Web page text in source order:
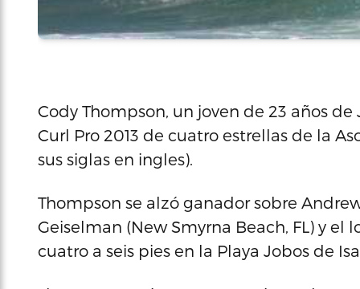
Cody Thompson, un joven de 23 años
Curl Pro 2013 de cuatro estrellas de la
sus siglas en ingles).
Thompson se alzó ganador sobre
Geiselman (New Smyrna Beach, FL) y el
cuatro a seis pies en la Playa Jobos de